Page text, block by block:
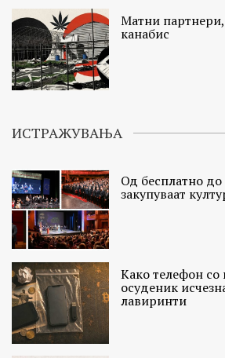
Матни
канабис
ИСТРАЖУВАЊА
Од бесплатно до
закупуваат
Како телефон со
осуденик
лавиринти